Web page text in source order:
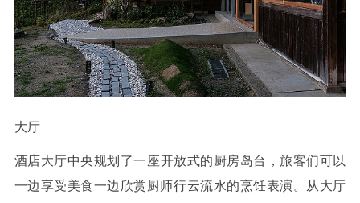
大厅
酒店大厅中央规划了一座开放式的厨房岛台，旅客们可以
一边享受美食一边欣赏厨师行云流水的烹饪表演。从大厅